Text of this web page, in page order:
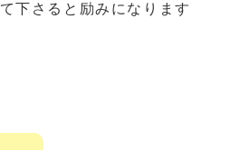
下さると励みになります